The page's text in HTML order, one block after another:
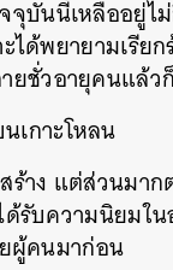
บันนี้เหลืออยู่ไ
ด้พยายามเรีย
ยชั่วอายุคนแล้ว
เกาะโหลน
ร้าง แต่ส่วนมา
บความนิยมใน
ผู้คนมาก่อน